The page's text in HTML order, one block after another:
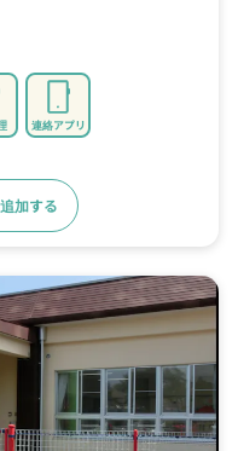
連絡アプリ
加する